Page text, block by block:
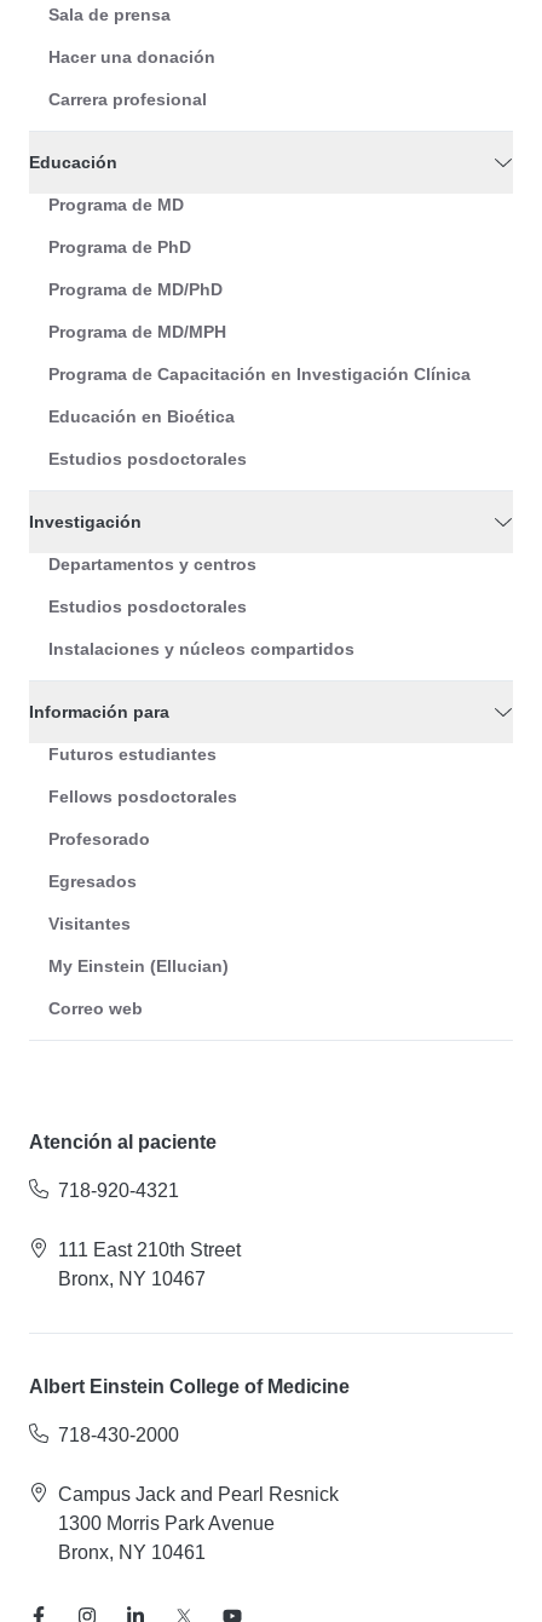
Sala de prensa
Hacer una donación
Carrera profesional
Educación
Programa de MD
Programa de PhD
Programa de MD/PhD
Programa de MD/MPH
Programa de Capacitación en Investigación Clínica
Educación en Bioética
Estudios posdoctorales
Investigación
Departamentos y centros
Estudios posdoctorales
Instalaciones y núcleos compartidos
Información para
Futuros estudiantes
Fellows posdoctorales
Profesorado
Egresados
Visitantes
My Einstein (Ellucian)
Correo web
Atención al paciente
718-920-4321
111 East 210th Street
Bronx, NY 10467
Albert Einstein College of Medicine
718-430-2000
Campus Jack and Pearl Resnick
1300 Morris Park Avenue
Bronx, NY 10461